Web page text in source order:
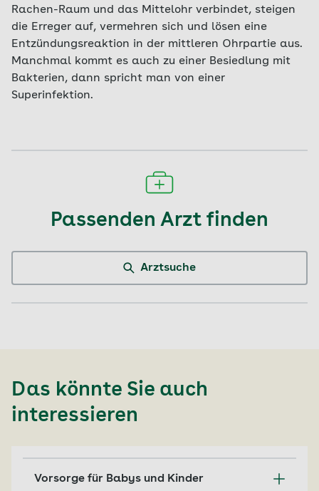
Rachen-Raum und das Mittelohr verbindet, steigen
die Erreger auf, vermehren sich und lösen eine
Entzündungsreaktion in der mittleren Ohrpartie aus.
Manchmal kommt es auch zu einer Besiedlung mit
Bakterien, dann spricht man von einer
Superinfektion.
Passenden Arzt finden
Arztsuche
Das könnte Sie auch
interessieren
Vorsorge für Babys und Kinder